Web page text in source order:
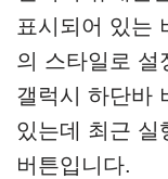
표시되어 있는
의 스타일로 설
갤럭시 하단바
있는데 최근 실
버튼입니다.